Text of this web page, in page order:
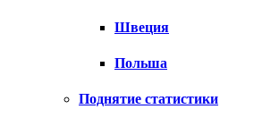
Швеция
Польша
Поднятие статистики